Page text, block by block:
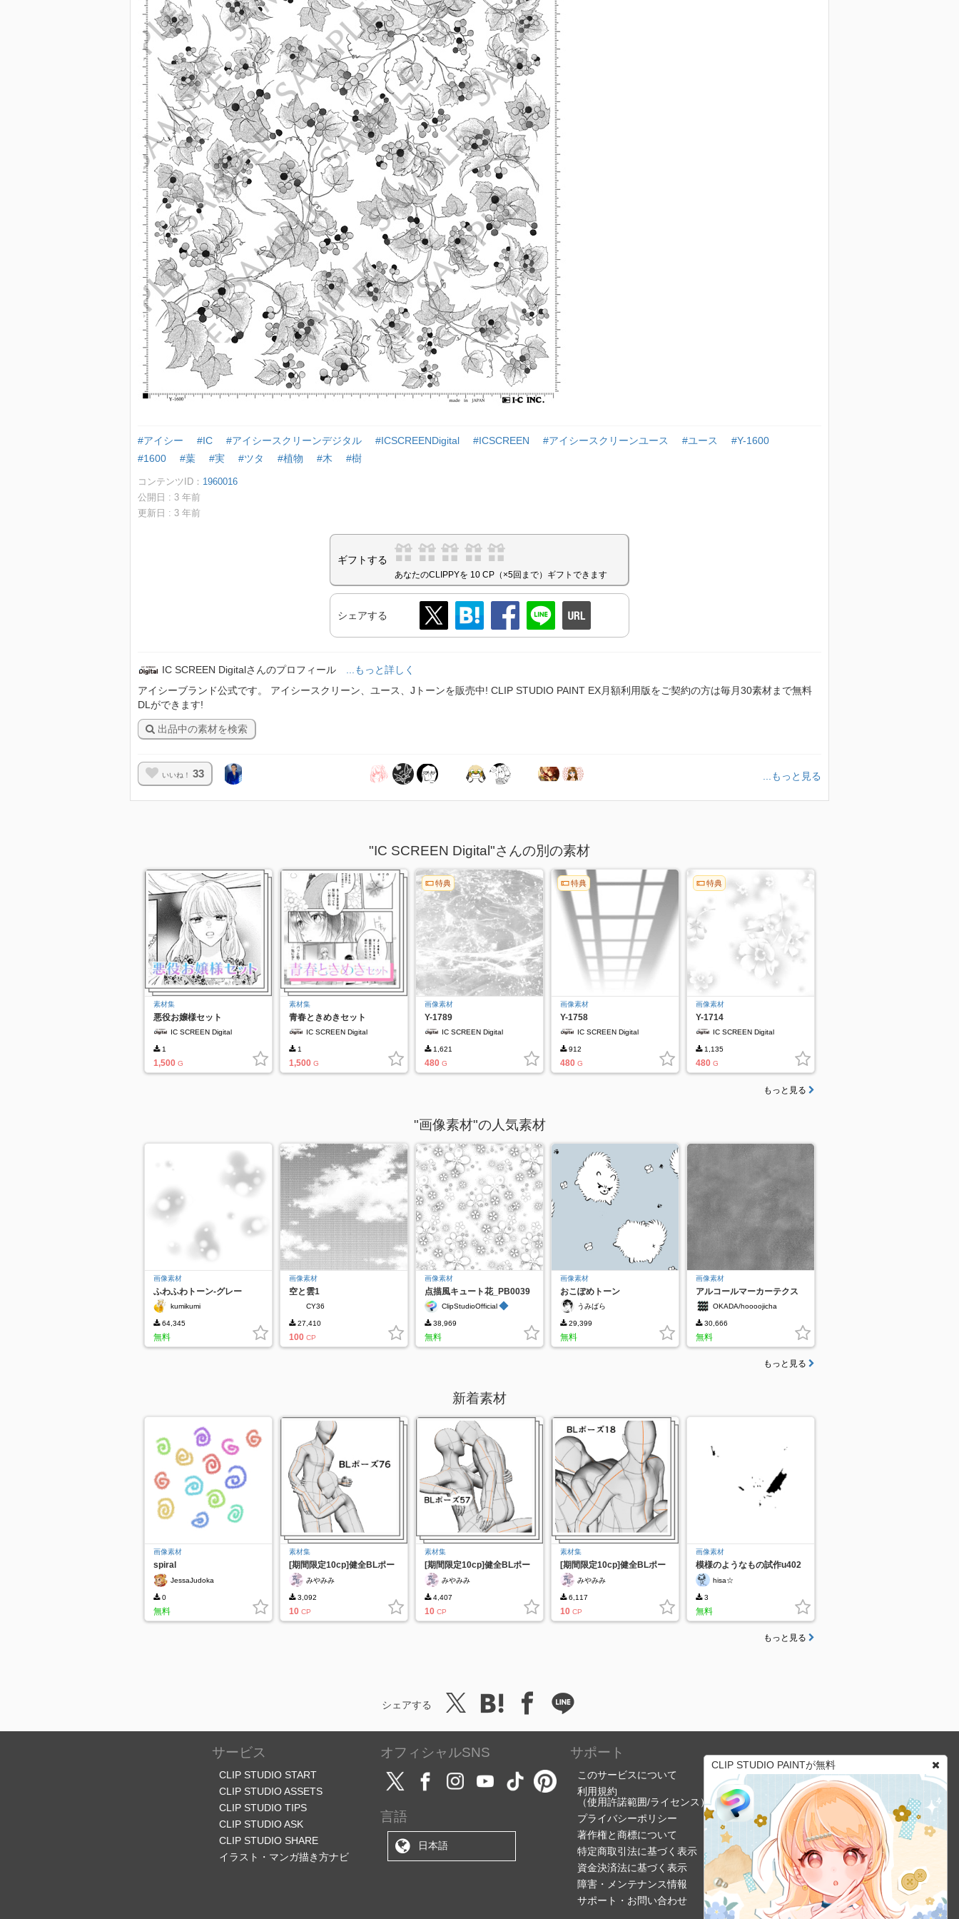
#アイシー #IC #アイシースクリーンデジタル #ICSCREENDigital #ICSCREEN #アイシースクリーンユース #ユース
#Y-1600
#1600
#葉 #実 #ツタ #植物 #木 #樹
コンテンツID： 1960016
公開日 : 3 年前
更新日 : 3 年前
ギフトする
あなたのCLIPPYを 10 CP（×5回まで）ギフトできます
シェアする
IC SCREEN Digitalさんのプロフィール
...もっと詳しく
アイシーブランド公式です。 アイシースクリーン、ユース、Jトーンを販売中! CLIP STUDIO PAINT EX月額利用版をご契約の方は毎月30素材まで無料
DLができます!
出品中の素材を検索
いいね！ 33 ...もっと見る
"IC SCREEN Digital"さんの別の素材
素材集
悪役お嬢様セット
IC SCREEN Digital
1
1,500 G
素材集
青春ときめきセット
IC SCREEN Digital
1
1,500 G
特典
画像素材
Y-1789
IC SCREEN Digital
1,621
480 G
特典
画像素材
Y-1758
IC SCREEN Digital
912
480 G
特典
画像素材
Y-1714
IC SCREEN Digital
1,135
480 G
もっと見る
"画像素材"の人気素材
画像素材
ふわふわトーン-グレー
kumikumi
64,345
無料
画像素材
空と雲1
CY36
27,410
100 CP
画像素材
点描風キュート花_PB0039
ClipStudioOfficial◆
38,969
無料
画像素材
おこぽめトーン
うみばら
29,399
無料
画像素材
アルコールマーカーテクス
チャ OKADA/hoooojicha
30,666
無料
もっと見る
新着素材
画像素材
spiral
JessaJudoka
0
無料
素材集
[期間限定10cp]健全BLポー
ズ76 みやみみ
3,092
10 CP
素材集
[期間限定10cp]健全BLポー
ズ57 みやみみ
4,407
10 CP
素材集
[期間限定10cp]健全BLポー
ズ18 みやみみ
6,117
10 CP
画像素材
模様のようなもの試作u402
hisa☆
3
無料
もっと見る
CLIP STUDIO PAINTが無料
シェアする
サービス
CLIP STUDIO START
CLIP STUDIO ASSETS
CLIP STUDIO TIPS
CLIP STUDIO ASK
CLIP STUDIO SHARE
イラスト・マンガ描き方ナビ
オフィシャルSNS
言語
日本語
サポート
このサービスについて
利用規約
（使用許諾範囲/ライセンス）
プライバシーポリシー
著作権と商標について
特定商取引法に基づく表示
資金決済法に基づく表示
障害・メンテナンス情報
サポート・お問い合わせ